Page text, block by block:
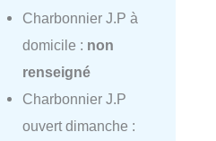
Charbonnier J.P à
domicile : non
renseigné
Charbonnier J.P
ouvert dimanche :